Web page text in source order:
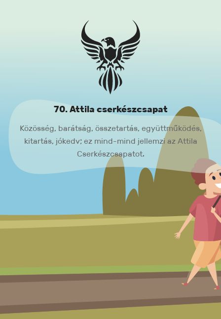
70. Attila cserkészcsapat
Közösség, barátság, összetartás, együttműködés,
kitartás, jókedv; ez mind-mind jellemzi az Attila
Cserkészcsapatot.